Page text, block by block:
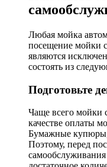
Любая мойка
посещение мойки
являются
состоять из
Подготовьте
Чаще всего мойки
качестве оплаты
Бумажные
Поэтому, перед
самообслуживания